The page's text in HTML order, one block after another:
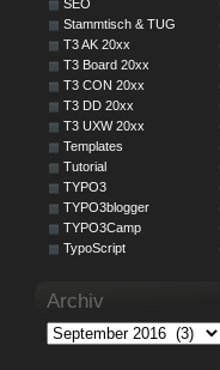
SEO
Stammtisch & TUG
T3 AK 20xx
T3 Board 20xx
T3 CON 20xx
T3 DD 20xx
T3 UXW 20xx
Templates
Tutorial
TYPO3
TYPO3blogger
TYPO3Camp
TypoScript
Archiv